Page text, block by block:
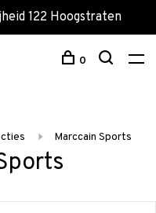
122 Hoogstraten
0
Marccain Sports